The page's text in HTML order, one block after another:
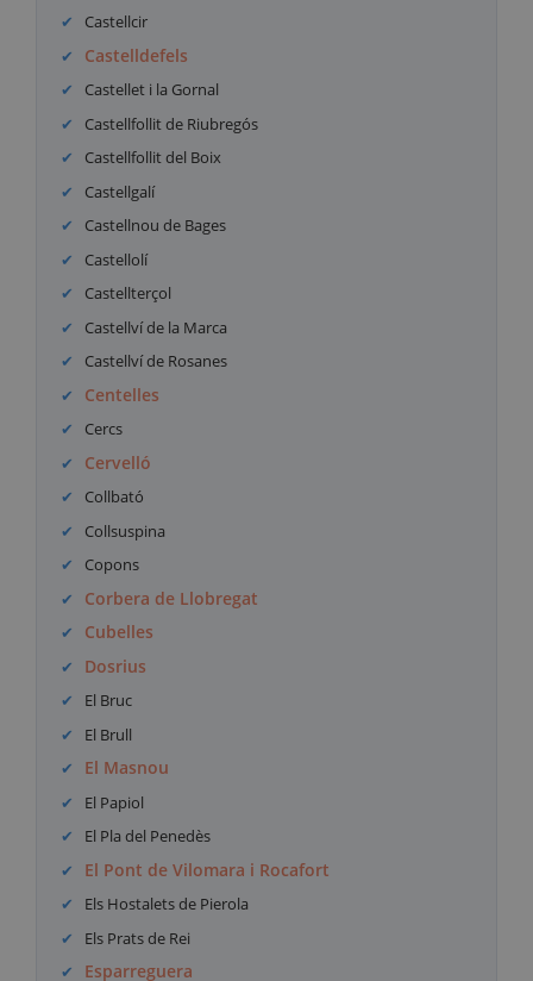
Castellcir
Castelldefels
Castellet i la Gornal
Castellfollit de Riubregós
Castellfollit del Boix
Castellgalí
Castellnou de Bages
Castellolí
Castellterçol
Castellví de la Marca
Castellví de Rosanes
Centelles
Cercs
Cervelló
Collbató
Collsuspina
Copons
Corbera de Llobregat
Cubelles
Dosrius
El Bruc
El Brull
El Masnou
El Papiol
El Pla del Penedès
El Pont de Vilomara i Rocafort
Els Hostalets de Pierola
Els Prats de Rei
Esparreguera